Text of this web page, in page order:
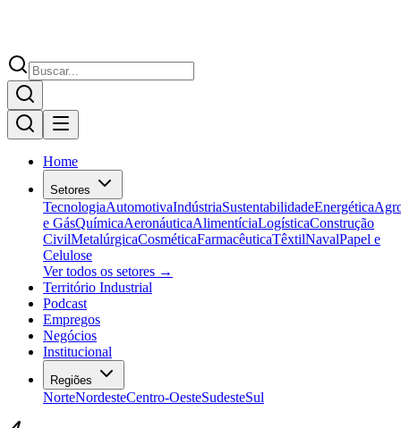
Home
Setores
TecnologiaAutomotivaIndústriaSustentabilidadeEnergética
e GásQuímicaAeronáuticaAlimentíciaLogísticaConstrução
CivilMetalúrgicaCosméticaFarmacêuticaTêxtilNavalPapel e
Celulose
Ver todos os setores →
Território Industrial
Podcast
Empregos
Negócios
Institucional
Regiões
NorteNordesteCentro-OesteSudesteSul